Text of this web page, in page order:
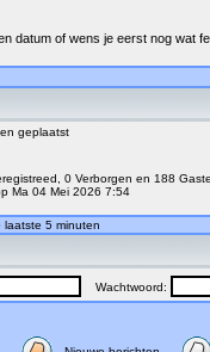
datum of wens je eerst nog wat
geplaatst
0 Verborgen en 188
Ma 04 Mei 2026 7:54
laatste 5 minuten
Wachtwoord: